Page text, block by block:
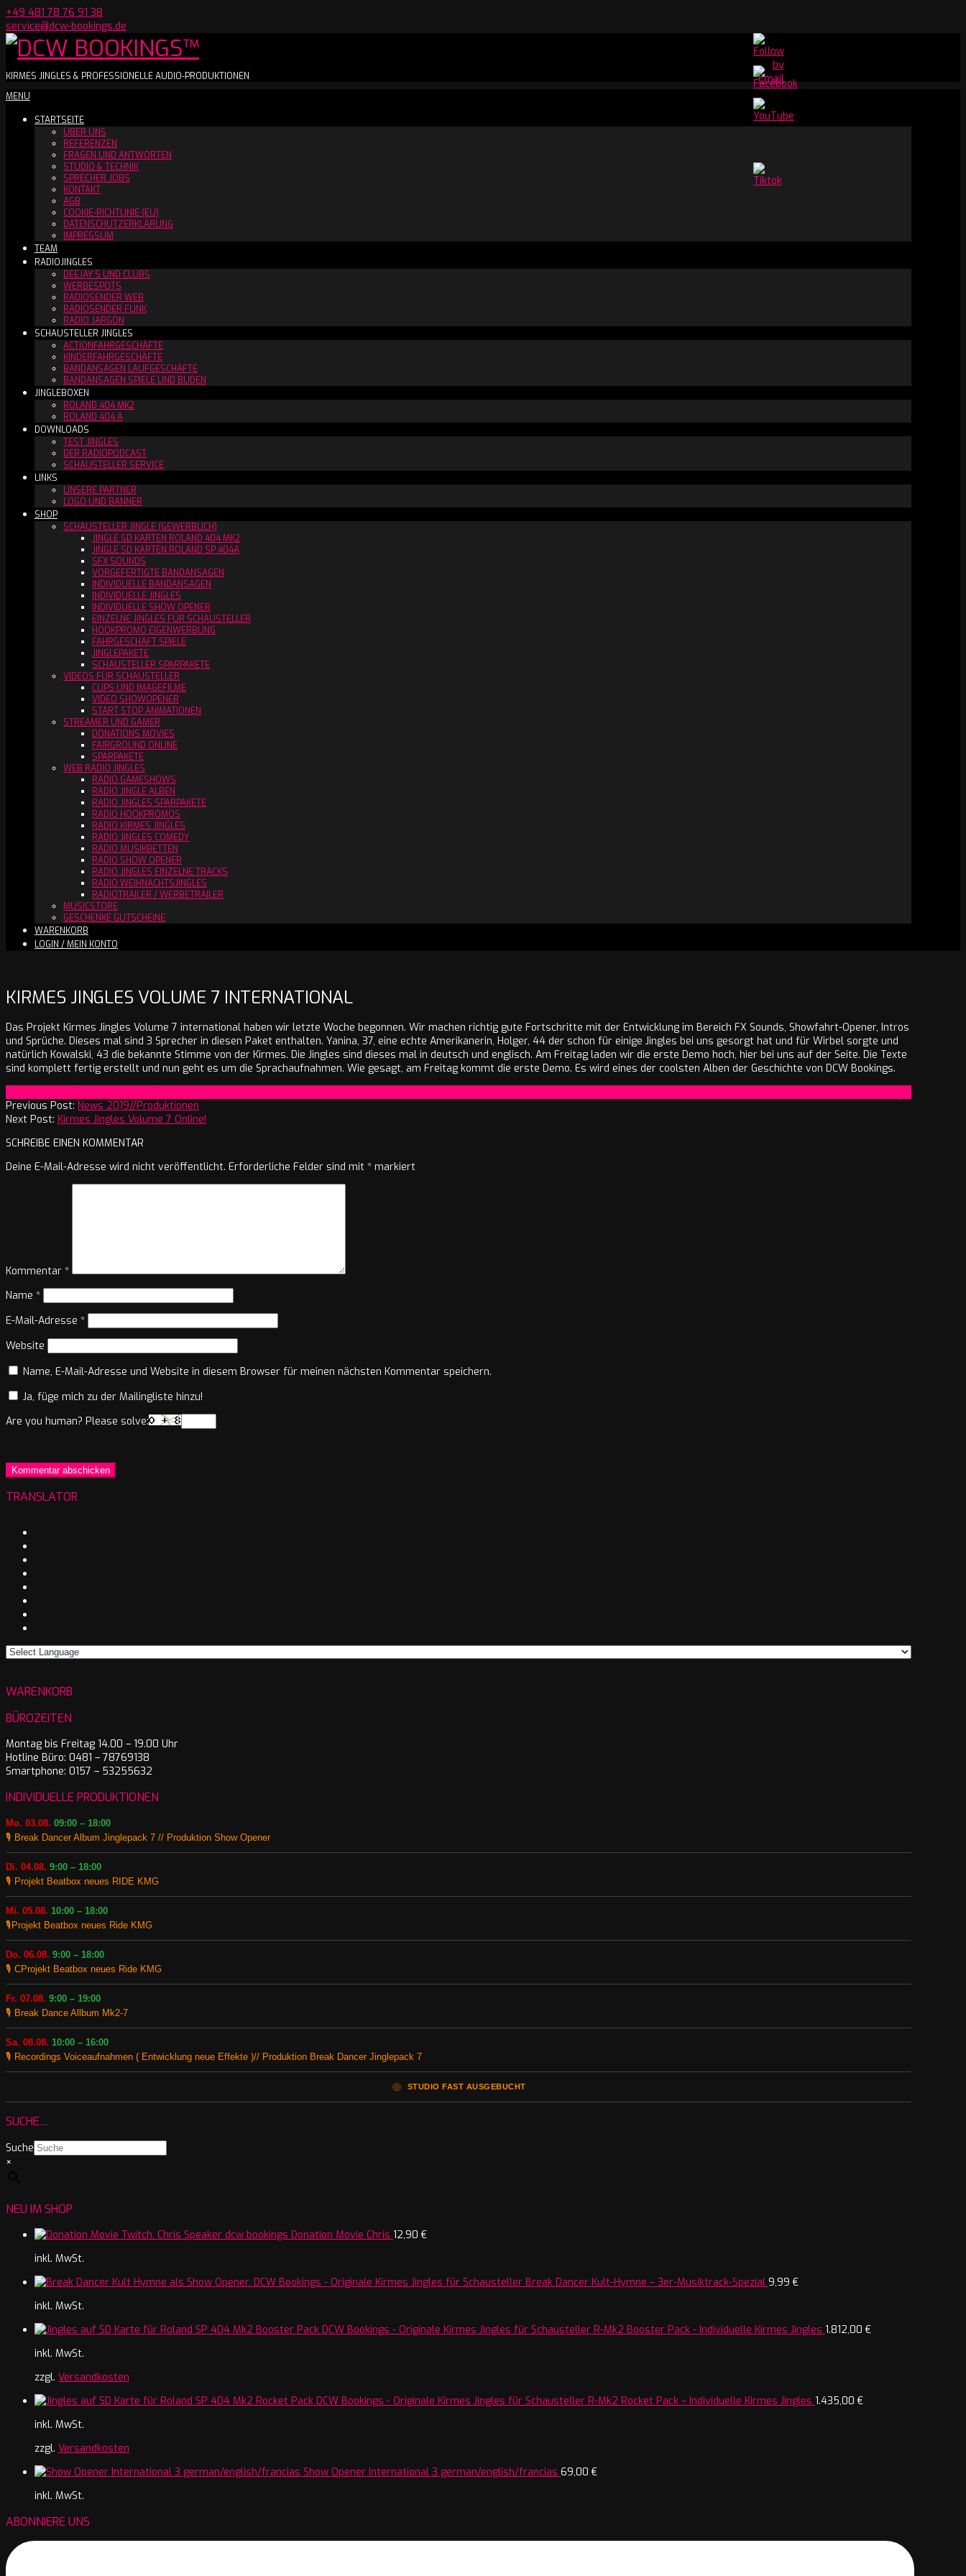
Skip
to
content
+49 481 78 76 91 38
service@dcw-bookings.de
Youtube
Channel
DCW
BOOKINGS™
KIRMES JINGLES & PROFESSIONELLE AUDIO-PRODUKTIONEN
Secondary
Menu
MENU
STARTSEITE
ÜBER UNS
REFERENZEN
FRAGEN UND ANTWORTEN
STUDIO & TECHNIK
SPRECHER JOBS
KONTAKT
AGB
COOKIE-RICHTLINIE (EU)
DATENSCHUTZERKLÄRUNG
IMPRESSUM
TEAM
RADIOJINGLES
DEEJAY´S UND CLUBS
WERBESPOTS
RADIOSENDER WEB
RADIOSENDER FUNK
RADIO JARGON
SCHAUSTELLER JINGLES
ACTIONFAHRGESCHÄFTE
KINDERFAHRGESCHÄFTE
BANDANSAGEN LAUFGESCHÄFTE
BANDANSAGEN SPIELE UND BUDEN
JINGLEBOXEN
ROLAND 404 MK2
ROLAND 404 A
DOWNLOADS
TEST JINGLES
DER RADIOPODCAST
SCHAUSTELLER SERVICE
LINKS
UNSERE PARTNER
LOGO UND BANNER
SHOP
SCHAUSTELLER JINGLE (GEWERBLICH)
JINGLE SD KARTEN ROLAND 404 MK2
JINGLE SD KARTEN ROLAND SP 404A
SFX SOUNDS
VORGEFERTIGTE BANDANSAGEN
INDIVIDUELLE BANDANSAGEN
INDIVIDUELLE JINGLES
INDIVIDUELLE SHOW OPENER
EINZELNE JINGLES FÜR SCHAUSTELLER
HOOKPROMO EIGENWERBUNG
FAHRGESCHÄFT SPIELE
JINGLEPAKETE
SCHAUSTELLER SPARPAKETE
VIDEOS FÜR SCHAUSTELLER
CLIPS UND IMAGEFILME
VIDEO SHOWOPENER
START STOP ANIMATIONEN
STREAMER UND GAMER
DONATIONS MOVIES
FAIRGROUND ONLINE
SPARPAKETE
WEB RADIO JINGLES
RADIO GAMESHOWS
RADIO JINGLE ALBEN
RADIO JINGLES SPARPAKETE
RADIO HOOKPROMOS
RADIO KIRMES JINGLES
RADIO JINGLES COMEDY
RADIO MUSIKBETTEN
RADIO SHOW OPENER
RADIO JINGLES EINZELNE TRACKS
RADIO WEIHNACHTSJINGLES
RADIOTRAILER / WERBETRAILER
MUSICSTORE
GESCHENKE GUTSCHEINE
WARENKORB
LOGIN / MEIN KONTO
KIRMES JINGLES VOLUME 7 INTERNATIONAL
Das Projekt Kirmes Jingles Volume 7 international haben wir letzte Woche begonnen. Wir machen richtig gute Fortschritte mit der Entwicklung im Bereich FX Sounds, Showfahrt-Opener, Intros
und Sprüche. Dieses mal sind 3 Sprecher in diesen Paket enthalten. Yanina, 37, eine echte Amerikanerin, Holger, 44 der schon für einige Jingles bei uns gesorgt hat und für Wirbel sorgte und
natürlich Kowalski, 43 die bekannte Stimme von der Kirmes. Die Jingles sind dieses mal in deutsch und englisch. Am Freitag laden wir die erste Demo hoch, hier bei uns auf der Seite. Die Texte
sind komplett fertig erstellt und nun geht es um die Sprachaufnahmen. Wie gesagt, am Freitag kommt die erste Demo. Es wird eines der coolsten Alben der Geschichte von DCW Bookings.
01-
15
Previous Post: News 2019//Produktionen
Next Post: Kirmes Jingles Volume 7 Online!
SCHREIBE EINEN KOMMENTAR
Deine E-Mail-Adresse wird nicht veröffentlicht. Erforderliche Felder sind mit * markiert
Kommentar *
Name *
E-Mail-Adresse *
Website
Name, E-Mail-Adresse und Website in diesem Browser für meinen nächsten Kommentar speichern.
Ja, füge mich zu der Mailingliste hinzu!
Are you human? Please solve:
TRANSLATOR
WARENKORB
BÜROZEITEN
Montag bis Freitag 14.00 – 19.00 Uhr
Hotline Büro: 0481 – 78769138
Smartphone: 0157 – 53255632
INDIVIDUELLE PRODUKTIONEN
Mo. 03.08. 09:00 – 18:00
🎙️ Break Dancer Album Jinglepack 7 // Produktion Show Opener
Di. 04.08. 9:00 – 18:00
🎙️ Projekt Beatbox neues RIDE KMG
Mi. 05.08. 10:00 – 18:00
🎙️Projekt Beatbox neues Ride KMG
Do. 06.08. 9:00 – 18:00
🎙️ CProjekt Beatbox neues Ride KMG
Fr. 07.08. 9:00 – 19:00
🎙️ Break Dance Allbum Mk2-7
Sa. 08.08. 10:00 – 16:00
🎙️ Recordings Voiceaufnahmen ( Entwicklung neue Effekte )// Produktion Break Dancer Jinglepack 7
🟠 STUDIO FAST AUSGEBUCHT
SUCHE…
Suche
×
NEU IM SHOP
Donation Movie Chris 12,90 €
inkl. MwSt.
Break Dancer Kult-Hymne – 3er-Musiktrack-Spezial 9,99 €
inkl. MwSt.
R-Mk2 Booster Pack - Individuelle Kirmes Jingles 1.812,00 €
inkl. MwSt.
zzgl. Versandkosten
R-Mk2 Rocket Pack – Individuelle Kirmes Jingles 1.435,00 €
inkl. MwSt.
zzgl. Versandkosten
Show Opener International 3 german/english/francias 69,00 €
inkl. MwSt.
ABONNIERE UNS